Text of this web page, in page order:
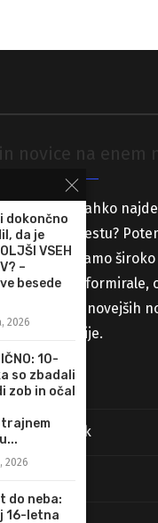
novice na enem
stran, kjer lahko
na enem mestu?
Ponujamo
in informirale,
in slik do najnovejših
Slovenije.
pravni pouk
dokončno
da je
VSEH
–
besede
2026
10-
so zbadali
zob in očal
2026
do neba:
16-letna